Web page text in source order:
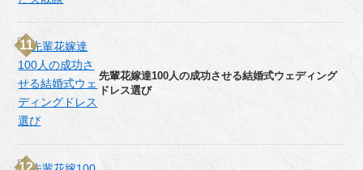
先輩花嫁達100人の成功させる結婚式ウェディング
ドレス選び